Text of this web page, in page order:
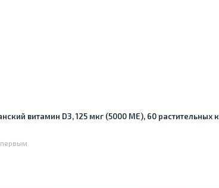
витамин D3, 125 мкг (5000 МЕ), 60 растительных